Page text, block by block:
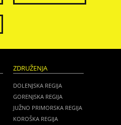
ZDRUŽENJA
DOLENJSKA REGIJA
GORENJSKA REGIJA
JUŽNO PRIMORSKA REGIJA
KOROŠKA REGIJA